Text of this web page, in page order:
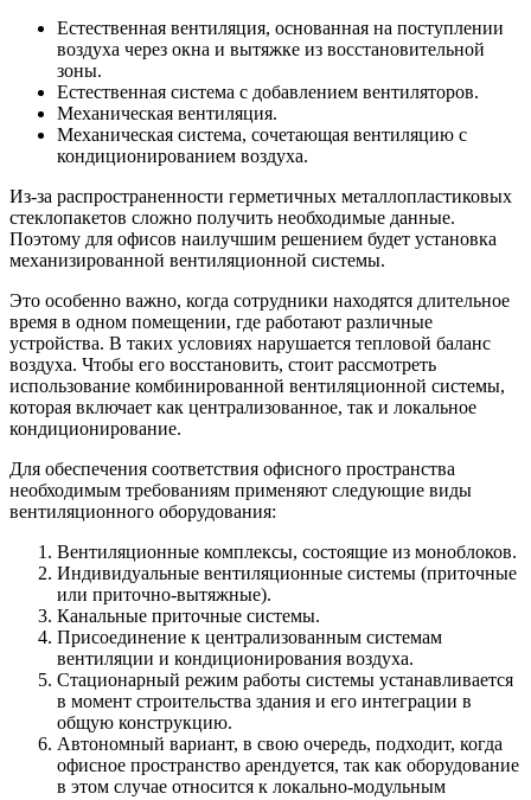
Естественная вентиляция, основанная на поступлении
воздуха через окна и вытяжке из восстановительной
зоны.
Естественная система с добавлением вентиляторов.
Механическая вентиляция.
Механическая система, сочетающая вентиляцию с
кондиционированием воздуха.
Из-за распространенности герметичных металлопластиковых
стеклопакетов сложно получить необходимые данные.
Поэтому для офисов наилучшим решением будет установка
механизированной вентиляционной системы.
Это особенно важно, когда сотрудники находятся длительное
время в одном помещении, где работают различные
устройства. В таких условиях нарушается тепловой баланс
воздуха. Чтобы его восстановить, стоит рассмотреть
использование комбинированной вентиляционной системы,
которая включает как централизованное, так и локальное
кондиционирование.
Для обеспечения соответствия офисного пространства
необходимым требованиям применяют следующие виды
вентиляционного оборудования:
Вентиляционные комплексы, состоящие из моноблоков.
Индивидуальные вентиляционные системы (приточные
или приточно-вытяжные).
Канальные приточные системы.
Присоединение к централизованным системам
вентиляции и кондиционирования воздуха.
Стационарный режим работы системы устанавливается
в момент строительства здания и его интеграции в
общую конструкцию.
Автономный вариант, в свою очередь, подходит, когда
офисное пространство арендуется, так как оборудование
в этом случае относится к локально-модульным